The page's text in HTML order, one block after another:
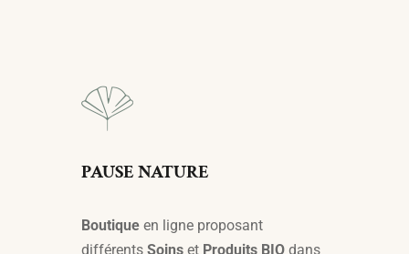
PAUSE NATURE
Boutique en ligne proposant
différents Soins et Produits BIO dans